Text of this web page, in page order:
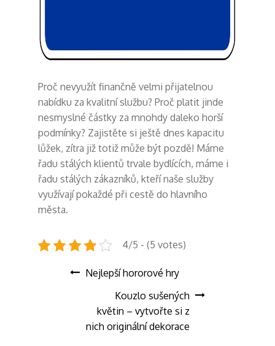
Proč nevyužít finančně velmi přijatelnou
nabídku za kvalitní službu? Proč platit jinde
nesmyslné částky za mnohdy daleko horší
podmínky? Zajistěte si ještě dnes kapacitu
lůžek, zítra již totiž může být pozdě! Máme
řadu stálých klientů trvale bydlících, máme i
řadu stálých zákazníků, kteří naše služby
využívají pokaždé při cestě do hlavního
města.
4/5 - (5 votes)
Navigace
pro
příspěvek
Nejlepší hororové hry
Kouzlo sušených
květin – vytvořte si z
nich originální dekorace